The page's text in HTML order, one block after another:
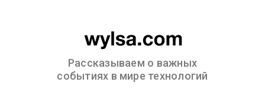
Рассказываем о важных
событиях в мире технологий